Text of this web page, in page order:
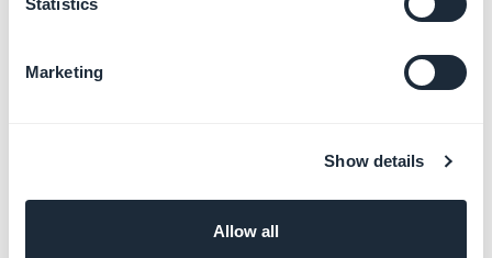
Marketing
Show details
Allow all
2. Haz clic en el estado actual para cambiarlo a: